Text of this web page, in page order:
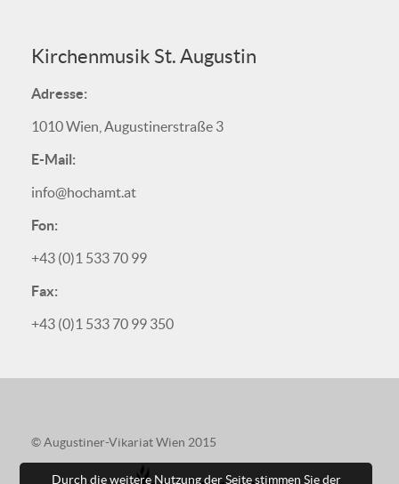
Kirchenmusik St. Augustin
Adresse:
1010 Wien, Augustinerstraße 3
E-Mail:
info@hochamt.at
Fon:
+43 (0)1 533 70 99
Fax:
+43 (0)1 533 70 99 350
© Augustiner-Vikariat Wien 2015
Durch die weitere Nutzung der Seite stimmen Sie der